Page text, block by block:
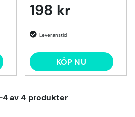
198 kr
KÖP NU
4av4 produkter